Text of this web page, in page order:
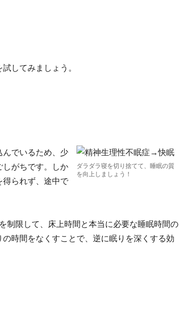
してみましょう。
ダラダラ寝を切り捨てて、睡眠の質
を向上しましょう！
んでいるため、少
しがちです。しか
得られず、途中で
制限して、床上時間と本当に必要な睡眠時間の
時間をなくすことで、逆に眠りを深くする効